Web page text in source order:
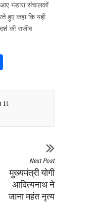
भंडारा संचालकों
हुए कहा कि यही
की सजीव
Next Post
मुख्यमंत्री योगी
आदित्यनाथ ने
जाना महंत नृत्य